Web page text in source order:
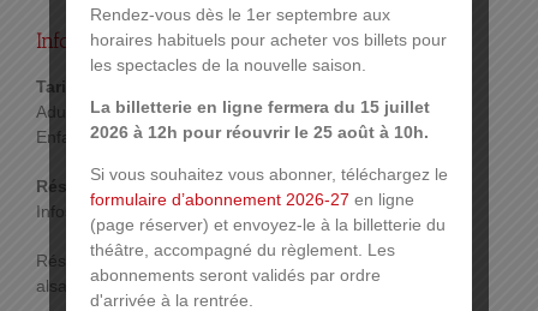
Infos pratiques :
Tarif :
Adultes : 12€
Enfants : 9€
Réservations :
Infos :
treteaux-alsace.com
Réservation par mail : treteaux@mulhouse-
alsace.fr ou par tél. au 03 89 66 06 72
Rendez-vous dès le 1er septembre aux
horaires habituels pour acheter vos billets pour
les spectacles de la nouvelle saison.
La billetterie en ligne fermera du 15 juillet
2026 à 12h pour réouvrir le 25 août à 10h.
Si vous souhaitez vous abonner, téléchargez le
formulaire d’abonnement 2026-27 en ligne
(page réserver) et envoyez-le à la billetterie du
théâtre, accompagné du règlement. Les
abonnements seront validés par ordre
d'arrivée à la rentrée.